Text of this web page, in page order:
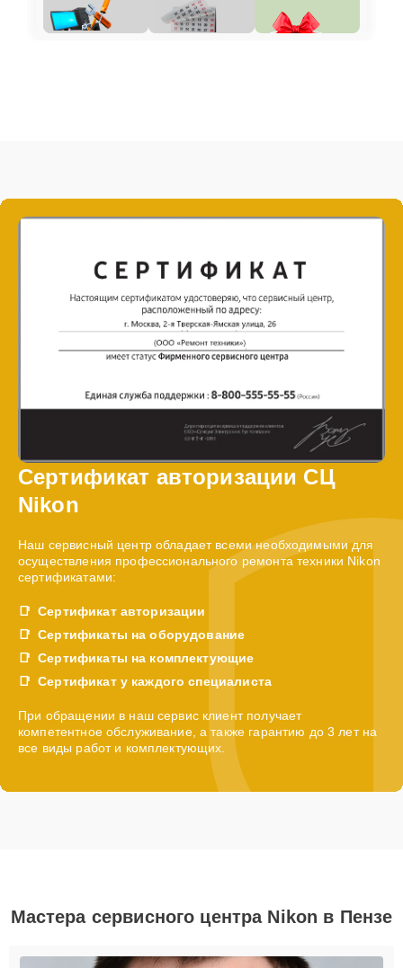
Сертификат авторизации СЦ
Nikon
Наш сервисный центр обладает всеми необходимыми для
осуществления профессионального ремонта техники Nikon
сертификатами:
Сертификат авторизации
Сертификаты на оборудование
Сертификаты на комплектующие
Сертификат у каждого специалиста
При обращении в наш сервис клиент получает
компетентное обслуживание, а также гарантию до 3 лет на
все виды работ и комплектующих.
Мастера сервисного центра Nikon в Пензе